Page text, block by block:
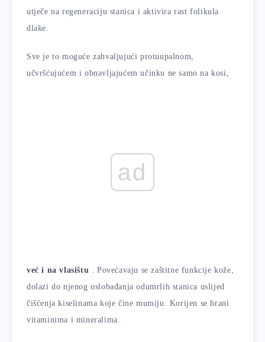
utječe na regeneraciju stanica i aktivira rast folikula
dlake.
Sve je to moguće zahvaljujući protuupalnom,
učvršćujućem i obnavljajućem učinku ne samo na kosi,
ad
već i na vlasištu . Povećavaju se zaštitne funkcije kože,
dolazi do njenog oslobađanja odumrlih stanica uslijed
čišćenja kiselinama koje čine mumiju. Korijen se hrani
vitaminima i mineralima.